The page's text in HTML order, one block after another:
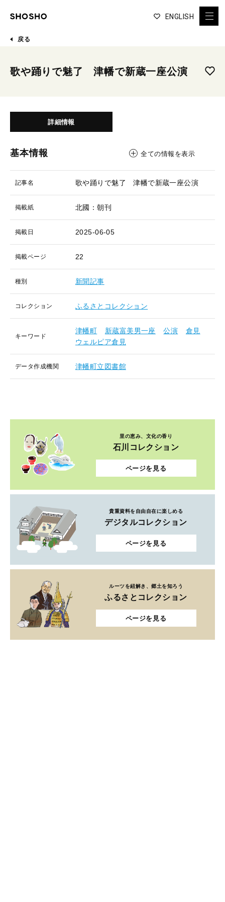
ENGLISH
戻る
歌や踊りで魅了 津幡で新蔵一座公演
詳細情報
基本情報 全ての情報を表示
記事名 歌や踊りで魅了 津幡で新蔵一座公演
掲載紙 北國：朝刊
掲載日 2025-06-05
掲載ページ 22
種別 新聞記事
コレクション ふるさとコレクション
キーワード
津幡町 新蔵富美男一座 公演
倉見
ウェルピア倉見
データ作成機関 津幡町立図書館
里の恵み、文化の香り
石川コレクション
ページを見る
貴重資料を自由自在に楽しめる
デジタルコレクション
ページを見る
ルーツを紐解き、郷土を知ろう
ふるさとコレクション
ページを見る